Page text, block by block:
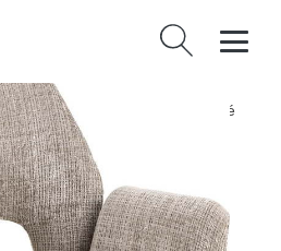
Vyhledávání
Židle > Jídelní židle
Světle šedé
Graham – Actona